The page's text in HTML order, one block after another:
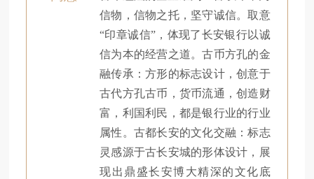
信物，信物之托，坚守诚信。取意
“印章诚信”，体现了长安银行以诚
信为本的经营之道。古币方孔的金
融传承：方形的标志设计，创意于
古代方孔古币，货币流通，创造财
富，利国利民，都是银行业的行业
属性。古都长安的文化交融：标志
灵感源于古长安城的形体设计，展
现出鼎盛长安博大精深的文化底